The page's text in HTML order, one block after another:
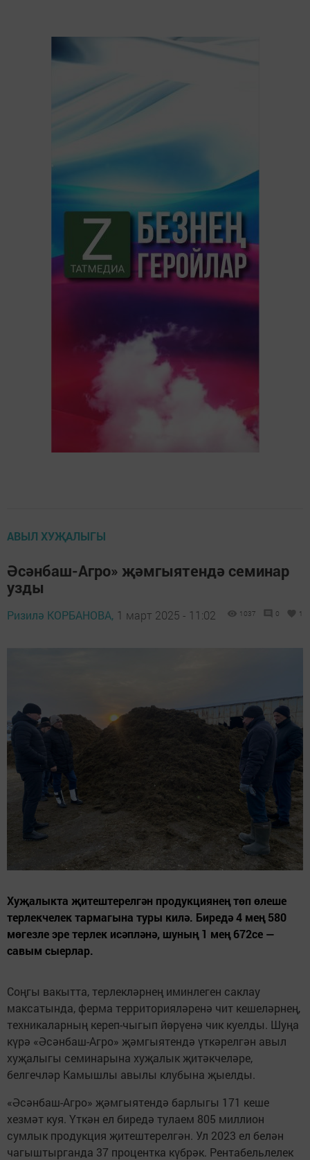
АВЫЛ ХУҖАЛЫГЫ
Әсәнбаш-Агро» җәмгыятендә семинар
узды
Ризилә КОРБАНОВА, 1 март 2025 - 11:02 1037 0 1
Хуҗалыкта җитештерелгән продукциянең төп өлеше
терлекчелек тармагына туры килә. Биредә 4 мең 580
мөгезле эре терлек исәпләнә, шуның 1 мең 672се —
савым сыерлар.
Соңгы вакытта, терлекләрнең иминлеген саклау
максатында, ферма территорияләренә чит кешеләрнең,
техникаларның кереп-чыгып йөрүенә чик куелды. Шуңа
күрә «Әсәнбаш-Агро» җәмгыятендә үткәрелгән авыл
хуҗалыгы семинарына хуҗалык җитәкчеләре,
белгечләр Камышлы авылы клубына җыелды.
«Әсәнбаш-Агро» җәмгыятендә барлыгы 171 кеше
хезмәт куя. Үткән ел биредә тулаем 805 миллион
сумлык продукция җитештерелгән. Ул 2023 ел белән
чагыштырганда 37 процентка күбрәк. Рентабельлелек